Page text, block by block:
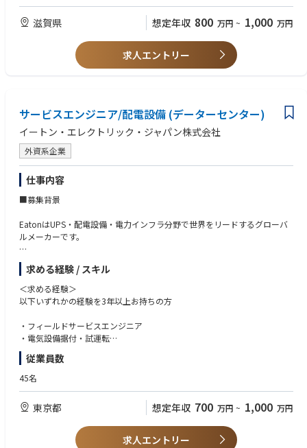
・クロスファンクショナル調整力；Engineering、Quality、Manufacturin
g、Finance、営業との調整
・リスクマネジメント；サプライヤー倒産・撤退リスク、地政学（制裁・
輸出規制）、BCP対応
目安）
・特定Commodityの担当経験；例：Resin、Metal、Electronics、Chemica
l、Fasteners 等
・海外サプライヤー・海外拠点対応能力：英語での価格・契約交渉、イン
ド、中国、ASEAN 等との取引経験
・多国籍チームとの協業；グローバルCommodity Strategy策定、HQ／リ
ージョン間調整
滋賀県 想定年収 800 万円 ~ 1,000 万円
求人エントリー
サービスエンジニア/配電設備 (データーセンター)
イートン・エレクトリック・ジャパン株式会社
外資系企業
仕事内容
■募集背景
EatonはUPS・配電設備・電力インフラ分野で世界をリードするグローバ
ルメーカーです。
近年、日本国内ではAI需要やクラウドサービス拡大に伴い、データセンタ
ー市場が急成長しており、電力インフラ需要も急速に拡大しています。
Eatonでは、世界最大級のクラウド事業者向けプロジェクトを中心に、日
支援を担うフィールドサービスエンジニアを募集しています。
ー業界で専門性を高められるポジションです。
■仕事内容
データセンター向け配電設備（Power Distribution Systems）のフィール
ルシューティング業務を担当いただきます。
求める経験 / スキル
＜求める経験＞
以下いずれかの経験を3年以上お持ちの方
・フィールドサービスエンジニア
・電気設備据付・試運転
・保守メンテナンス
・電力インフラ関連業務
従業員数
45名
東京都 想定年収 700 万円 ~ 1,000 万円
求人エントリー